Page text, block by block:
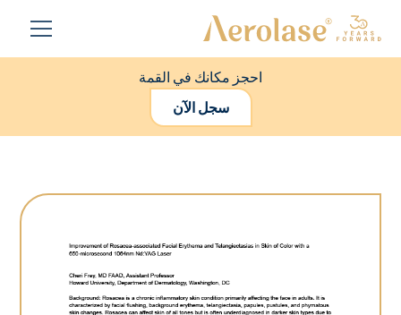
احجز مكانك في القمة
سجل الآن